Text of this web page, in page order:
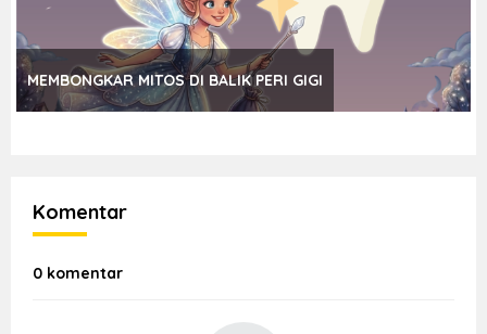
MEMBONGKAR MITOS DI BALIK PERI GIGI
Komentar
0 komentar